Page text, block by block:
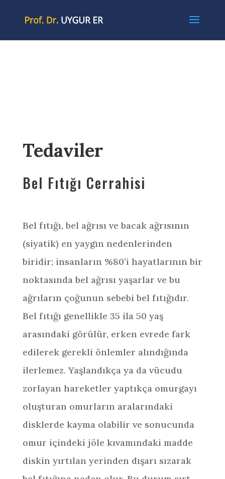
Tedaviler
Bel Fıtığı Cerrahisi
Bel fıtığı, bel ağrısı ve bacak ağrısının
(siyatik) en yaygın nedenlerinden
biridir; insanların %80’i hayatlarının bir
noktasında bel ağrısı yaşarlar ve bu
ağrıların çoğunun sebebi bel fıtığıdır.
Bel fıtığı genellikle 35 ila 50 yaş
arasındaki görülür, erken evrede fark
edilerek gerekli önlemler alındığında
ilerlemez. Yaşlandıkça ya da vücudu
zorlayan hareketler yaptıkça omurgayı
oluşturan omurların aralarındaki
disklerde kayma olabilir ve sonucunda
omur içindeki jöle kıvamındaki madde
diskin yırtılan yerinden dışarı sızarak